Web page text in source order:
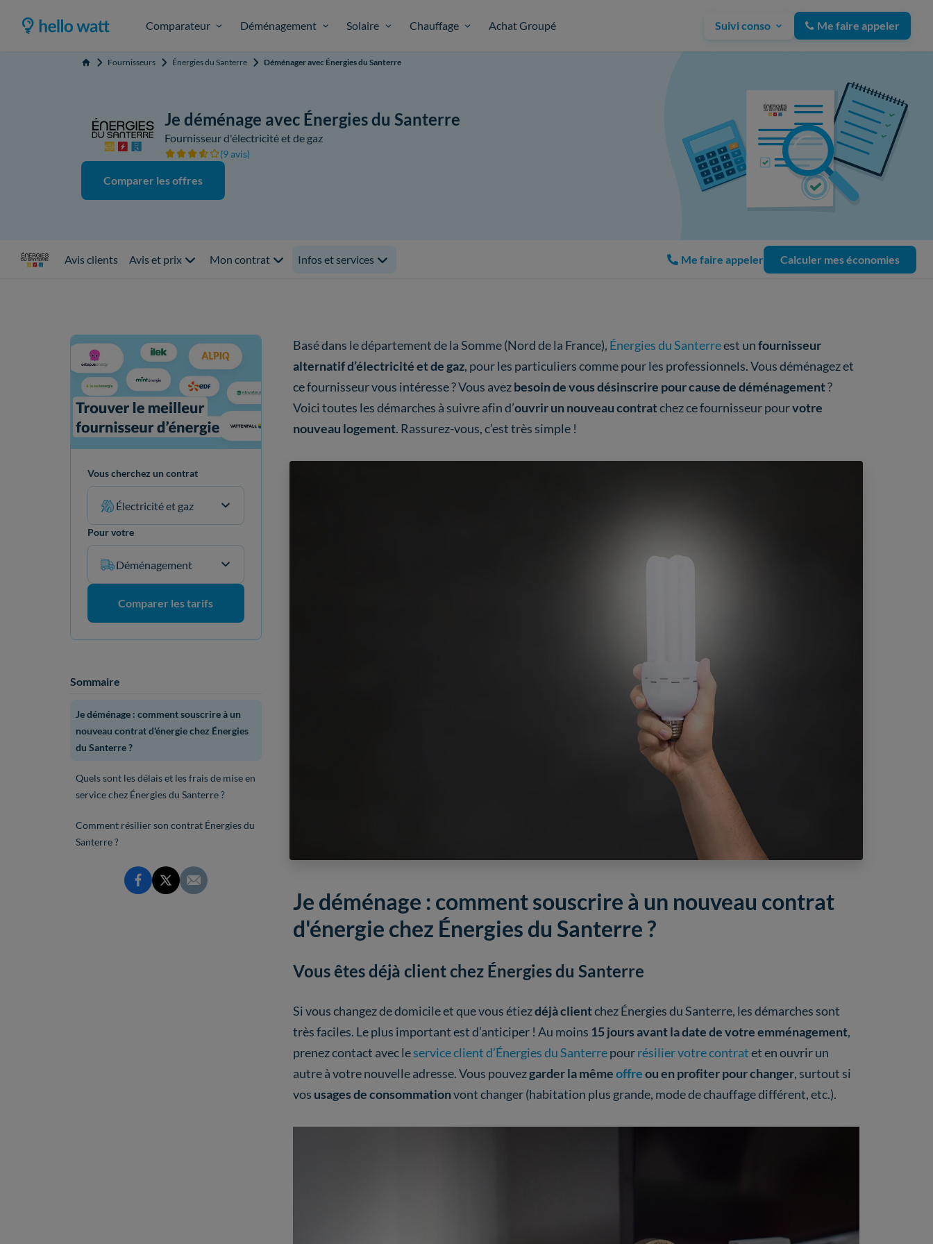
Comparateur Déménagement Solaire Chauffage Achat Groupé Suivi conso Me faire appeler
Accueil Fournisseurs Énergies du Santerre Déménager avec Énergies du Santerre
Je déménage avec Énergies du Santerre
Fournisseur d'électricité et de gaz
(9 avis)
Comparer les offres
Avis clients Avis et prix Mon contrat Infos et services Me faire appeler Calculer mes économies
Vous cherchez un contrat
Électricité et gaz
Pour votre
Déménagement
Comparer les tarifs
Sommaire
Je déménage : comment souscrire à un
nouveau contrat d'énergie chez Énergies
du Santerre ?
Quels sont les délais et les frais de mise en
service chez Énergies du Santerre ?
Comment résilier son contrat Énergies du
Santerre ?
Basé dans le département de la Somme (Nord de la France), Énergies du Santerreest unfournisseur
alternatif d’électricité et de gaz, pour les particuliers comme pour les professionnels. Vous déménagez et
ce fournisseur vous intéresse ? Vous avezbesoin de vous désinscrire pour cause de déménagement?
Voici toutes les démarches à suivre afin d’ouvrir un nouveau contratchez ce fournisseur pourvotre
nouveau logement. Rassurez-vous, c’est très simple !
Je déménage : comment souscrire à un nouveau contrat
d'énergie chez Énergies du Santerre ?
Vous êtes déjà client chez Énergies du Santerre
Si vous changez de domicile et que vous étiezdéjà clientchez Énergies du Santerre, les démarches sont
très faciles. Le plus important est d’anticiper ! Au moins 15 jours avant la date de votre emménagement,
prenez contact avec leservice client d’Énergies du Santerrepourrésilier votre contratet en ouvrir un
autre à votre nouvelle adresse. Vous pouvezgarder la mêmeoffreou en profiter pour changer, surtout si
vos usages de consommationvont changer (habitation plus grande, mode de chauffage différent, etc.).